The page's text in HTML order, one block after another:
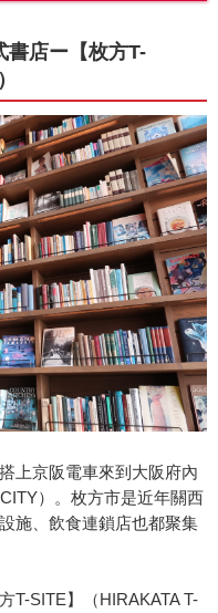
店ー【枚方T-
上京阪電車來到大阪府內
）。枚方市是近年關西
施、飲食連鎖店也都聚集
T-SITE】（HIRAKATA T-